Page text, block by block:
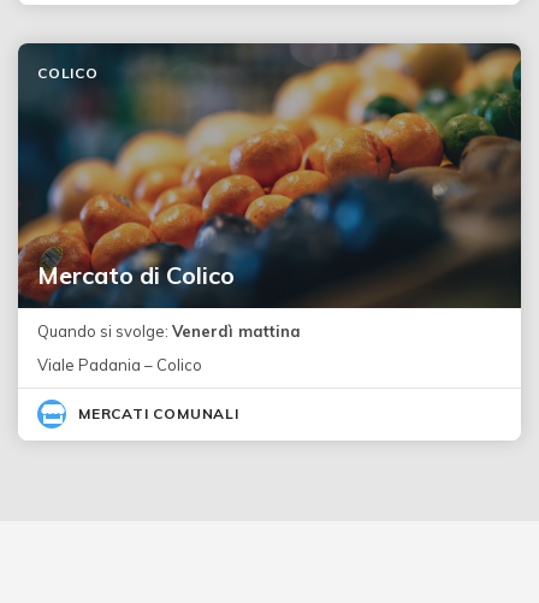
Mercato di Colico
COLICO
Quando si svolge: Venerdì mattina
Viale Padania – Colico
MERCATI COMUNALI